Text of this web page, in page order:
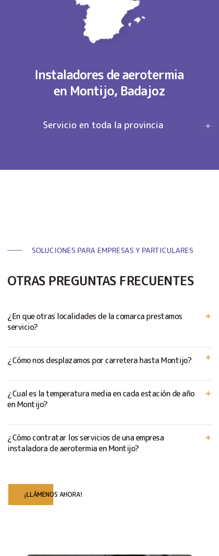
Instaladores de aerotermia
en Montijo, Badajoz
Servicio en toda la provincia
SOLUCIONES PARA EMPRESAS Y PARTICULARES
OTRAS PREGUNTAS FRECUENTES
¿En que otras localidades de la comarca prestamos
servicio?
¿Cómo nos desplazamos por carretera hasta Montijo?
¿Cual es la temperatura media en cada estación de año
en Montijo?
¿Cómo contratar los servicios de una empresa
instaladora de aerotermia en Montijo?
¡LLÁMENOS AHORA!